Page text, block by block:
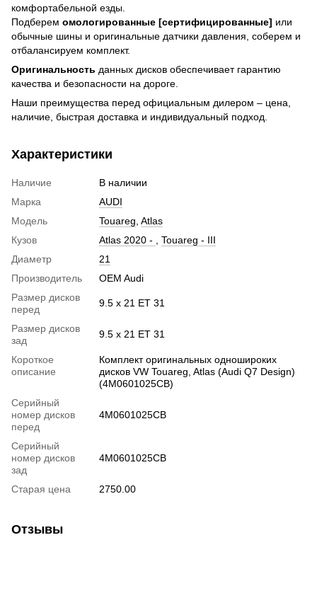
комфортабельной езды.
Подберем омологированные [сертифицированные] или
обычные шины и оригинальные датчики давления, соберем и
отбалансируем комплект.
Оригинальность данных дисков обеспечивает гарантию
качества и безопасности на дороге.
Наши преимущества перед официальным дилером – цена,
наличие, быстрая доставка и индивидуальный подход.
Характеристики
Наличие
В наличии
Марка
AUDI
Модель
Touareg Atlas
Кузов
Atlas 2020 -
Touareg - III
Диаметр
21
Производитель
OEM Audi
Размер дисков
перед
9.5 x 21 ET 31
Размер дисков
зад
9.5 x 21 ET 31
Короткое
описание
Комплект оригинальных одношироких
дисков VW Touareg, Atlas (Audi Q7 Design)
(4M0601025CB)
Серийный
номер дисков
перед
4M0601025CB
Серийный
номер дисков
зад
4M0601025CB
Старая цена 2750.00
Отзывы